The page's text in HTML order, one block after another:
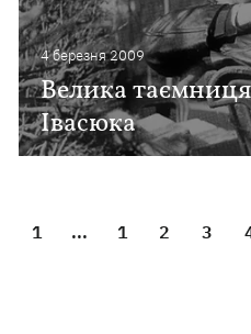
4 березня 2009
Велика
Івасюка
1 ... 1 2 3